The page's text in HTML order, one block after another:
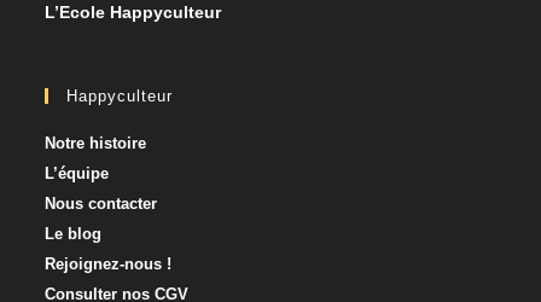
L’Ecole Happyculteur
Happyculteur
Notre histoire
L’équipe
Nous contacter​
Le blog
Rejoignez-nous !
Consulter nos CGV